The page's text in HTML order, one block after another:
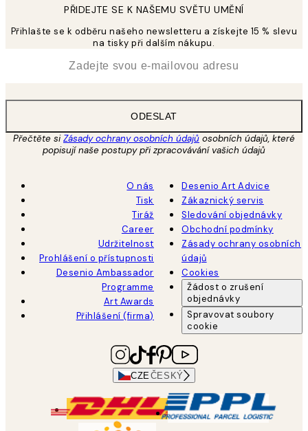
PŘIDEJTE SE K NAŠEMU SVĚTU UMĚNÍ
Přihlašte se k odběru našeho newsletteru a získejte 15 % slevu
na tisky při dalším nákupu.
ODESLAT
Přečtěte siZásady ochrany osobních údajů osobních údajů, které
popisují naše postupy při zpracovávání vašich údajů
O nás
Tisk
Tiráž
Career
Udržitelnost
Prohlášení o přístupnosti
Desenio Ambassador
Programme
Art Awards
Přihlášení (firma)
Desenio Art Advice
Zákaznický servis
Sledování objednávky
Obchodní podmínky
Zásady ochrany osobních
údajů
Cookies
Žádost o zrušení
objednávky
Spravovat soubory
cookie
CZE ČESKÝ